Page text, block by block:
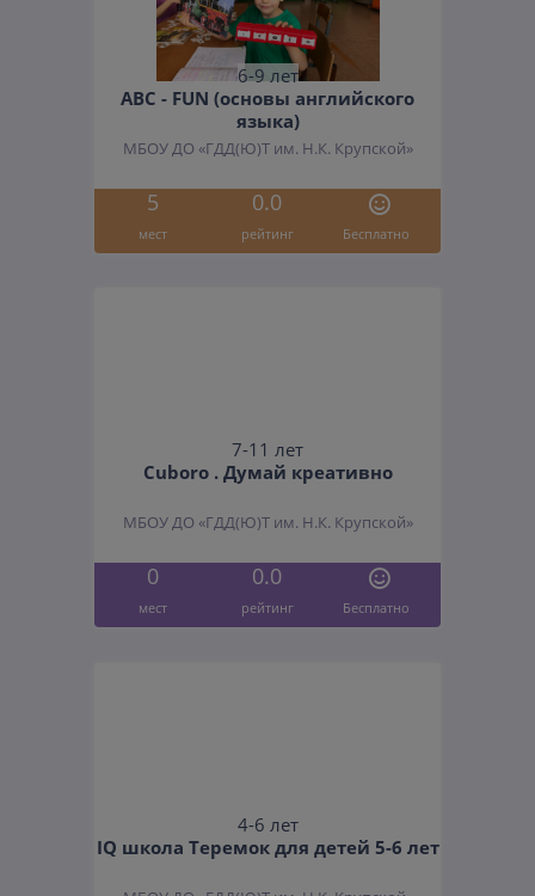
6-9 лет
ABC - FUN (основы английского
языка)
МБОУ ДО «ГДД(Ю)Т им. Н.К. Крупской»
5 0.0
мест рейтинг Бесплатно
7-11 лет
Cuboro . Думай креативно
МБОУ ДО «ГДД(Ю)Т им. Н.К. Крупской»
0 0.0
мест рейтинг Бесплатно
4-6 лет
IQ школа Теремок для детей 5-6 лет